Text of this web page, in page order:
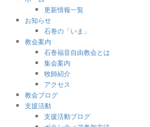
更新情報一覧
お知らせ
石巻の「いま」
教会案内
石巻福音自由教会とは
集会案内
牧師紹介
アクセス
教会ブログ
支援活動
支援活動ブログ